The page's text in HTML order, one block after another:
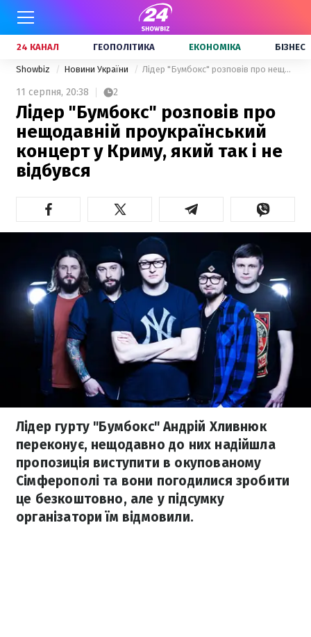
24 КАНАЛ ГЕОПОЛІТИКА ЕКОНОМІКА БІЗНЕС
Showbiz Новини України Лідер "Бумбокс" розповів про нещодавній проукраїнський концерт у Криму, який так і не відбувся
11 серпня, 20:38 2
Лідер "Бумбокс" розповів про
нещодавній проукраїнський
концерт у Криму, який так і не
відбувся
Лідер гурту "Бумбокс" Андрій Хливнюк
переконує, нещодавно до них надійшла
пропозиція виступити в окупованому
Сімферополі та вони погодилися зробити
це безкоштовно, але у підсумку
організатори їм відмовили.